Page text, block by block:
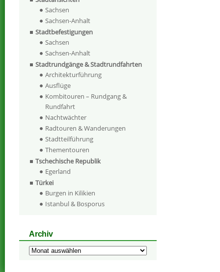
Sachsen
Sachsen-Anhalt
Stadtbefestigungen
Sachsen
Sachsen-Anhalt
Stadtrundgänge & Stadtrundfahrten
Architekturführung
Ausflüge
Kombitouren – Rundgang &
Rundfahrt
Nachtwächter
Radtouren & Wanderungen
Stadtteilführung
Thementouren
Tschechische Republik
Egerland
Türkei
Burgen in Kilikien
Istanbul & Bosporus
Archiv
Archiv